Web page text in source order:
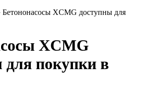
Бетононасосы XCMG доступны для
XCMG
для покупки в